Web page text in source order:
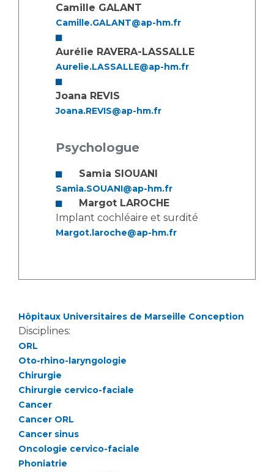
Camille GALANT
Camille.GALANT@ap-hm.fr
Aurélie RAVERA-LASSALLE
Aurelie.LASSALLE@ap-hm.fr
Joana REVIS
Joana.REVIS@ap-hm.fr
Psychologue
Samia SIOUANI
Samia.SOUANI@ap-hm.fr
Margot LAROCHE
Implant cochléaire et surdité
Margot.laroche@ap-hm.fr
Hôpitaux Universitaires de Marseille Conception
Disciplines:
ORL
Oto-rhino-laryngologie
Chirurgie
Chirurgie cervico-faciale
Cancer
Cancer ORL
Cancer sinus
Oncologie cervico-faciale
Phoniatrie